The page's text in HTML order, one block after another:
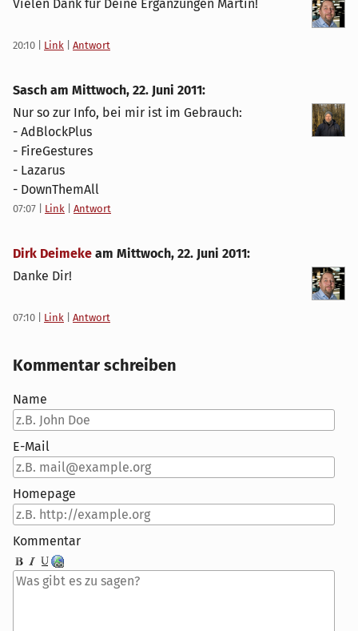
Vielen Dank für Deine Ergänzungen Martin!
20:10 Link Antwort
Sasch am Mittwoch, 22. Juni 2011:
Nur so zur Info, bei mir ist im Gebrauch:
- AdBlockPlus
- FireGestures
- Lazarus
- DownThemAll
07:07 Link Antwort
Dirk Deimeke am Mittwoch, 22. Juni 2011:
Danke Dir!
07:10 Link Antwort
Kommentar schreiben
Name
E-Mail
Homepage
Kommentar